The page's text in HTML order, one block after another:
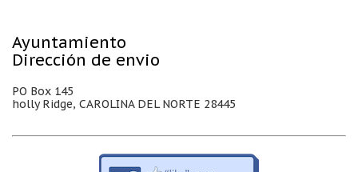
Ayuntamiento
Dirección de envio
PO Box 145
holly Ridge, CAROLINA DEL NORTE 28445